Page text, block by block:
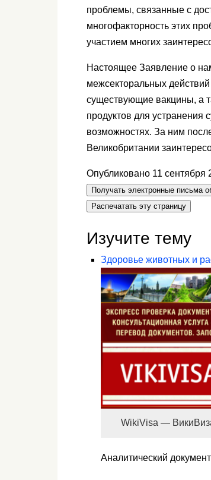
проблемы, связанные с
многофакторность этих
участием многих
Настоящее Заявление о
межсекторальных
существующие вакцины, а
продуктов для устранения
возможностях. За ним
Великобритании
Опубликовано 11 сентября
Получать электронные письма
Распечатать эту страницу
Изучите тему
Здоровье животных и
WikiVisa —
Аналитический документ